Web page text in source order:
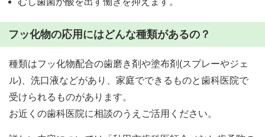
フッ化物の応用にはどんな種類があるの？
種類はフッ化物配合の歯磨き剤や塗布剤(スプレーやジェ
ル)、洗口液などがあり、家庭でできるものと歯科医院で
受けられるものがあります。
お近くの歯科医院に相談のうえご活用ください。